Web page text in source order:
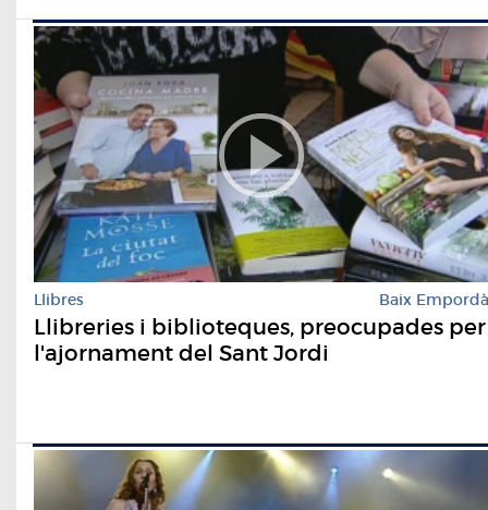
Llibres Baix Empordà
Llibreries i biblioteques, preocupades per
l'ajornament del Sant Jordi